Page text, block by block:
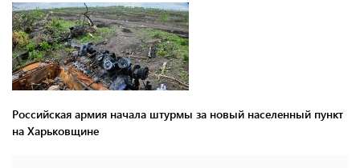
Российская армия начала штурмы за новый населенный пункт
на Харьковщине